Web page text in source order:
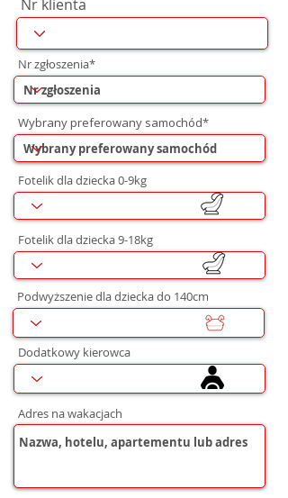
Nr klienta
Nr zgłoszenia*
Wybrany preferowany samochód*
Fotelik dla dziecka 0-9kg
Fotelik dla dziecka 9-18kg
Podwyższenie dla dziecka do 140cm
Dodatkowy kierowca
Adres na wakacjach